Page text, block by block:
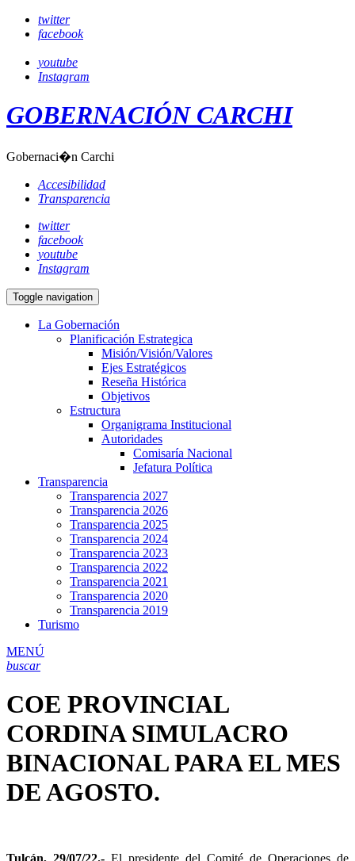
twitter
facebook
youtube
Instagram
GOBERNACIÓN CARCHI
Gobernaci�n Carchi
Accesibilidad
Transparencia
twitter
facebook
youtube
Instagram
Toggle navigation
La Gobernación
Planificación Estrategica
Misión/Visión/Valores
Ejes Estratégicos
Reseña Histórica
Objetivos
Estructura
Organigrama Institucional
Autoridades
Comisaría Nacional
Jefatura Política
Transparencia
Transparencia 2027
Transparencia 2026
Transparencia 2025
Transparencia 2024
Transparencia 2023
Transparencia 2022
Transparencia 2021
Transparencia 2020
Transparencia 2019
Turismo
MENÚ
buscar
COE PROVINCIAL
CORDINA SIMULACRO
BINACIONAL PARA EL MES
DE AGOSTO.
Tulcán, 29/07/22.- El presidente del Comité de Operaciones de